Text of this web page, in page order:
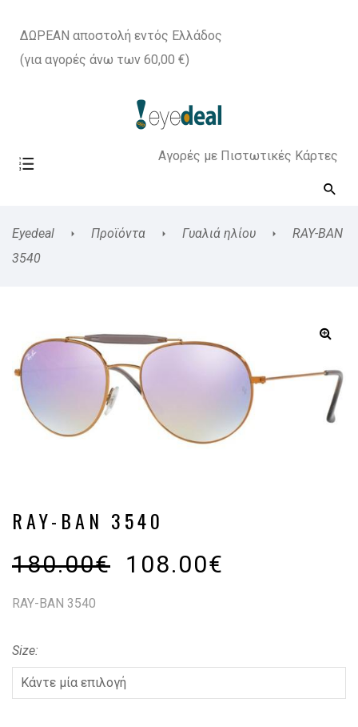
ΔΩΡΕΑΝ αποστολή εντός Ελλάδος
(για αγορές άνω των 60,00 €)
Αγορές με Πιστωτικές Κάρτες
Eyedeal Προϊόντα Γυαλιά ηλίου
RAY-BAN
3540
RAY-BAN 3540
180.00€ 108.00€
RAY-BAN 3540
Size